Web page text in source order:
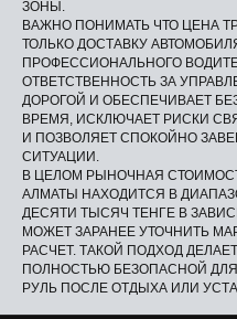
ЗОНЫ.
ВАЖНО ПОНИМАТЬ ЧТО ЦЕНА
ТОЛЬКО ДОСТАВКУ
ПРОФЕССИОНАЛЬНОГО
ОТВЕТСТВЕННОСТЬ ЗА
ДОРОГОЙ И ОБЕСПЕЧИВАЕТ
ВРЕМЯ, ИСКЛЮЧАЕТ РИСКИ
И ПОЗВОЛЯЕТ СПОКОЙНО
СИТУАЦИИ.
В ЦЕЛОМ РЫНОЧНАЯ
АЛМАТЫ НАХОДИТСЯ В
ДЕСЯТИ ТЫСЯЧ ТЕНГЕ В
МОЖЕТ ЗАРАНЕЕ УТОЧНИТЬ
РАСЧЕТ. ТАКОЙ ПОДХОД
ПОЛНОСТЬЮ БЕЗОПАСНОЙ ДЛЯ
РУЛЬ ПОСЛЕ ОТДЫХА ИЛИ